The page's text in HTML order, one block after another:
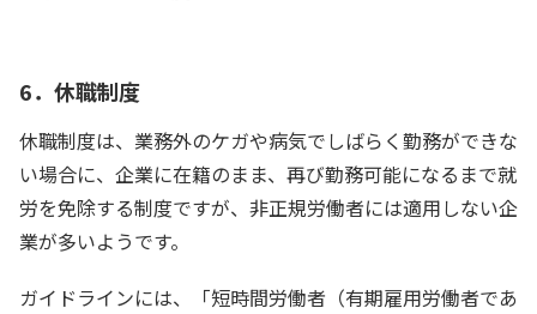
6．休職制度
休職制度は、業務外のケガや病気でしばらく勤務ができな
い場合に、企業に在籍のまま、再び勤務可能になるまで就
労を免除する制度ですが、非正規労働者には適用しない企
業が多いようです。
ガイドラインには、「短時間労働者（有期雇用労働者であ